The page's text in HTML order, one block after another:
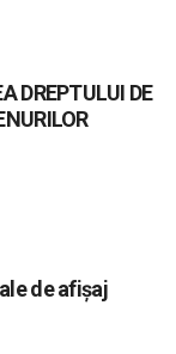
DREPTULUI DE
de afişaj